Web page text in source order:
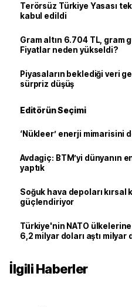
Terörsüz Türkiye Yasası
kabul edildi
Gram altın 6.704 TL, gram
Fiyatlar neden yükseldi?
Piyasaların beklediği veri
sürpriz düşüş
Editörün Seçimi
‘Nükleer’ enerji mimarisini
Avdagiç: BTM’yi dünyanın
yaptık
Soğuk hava depoları kırsal
güçlendiriyor
Türkiye'nin NATO
6,2 milyar doları aştı milyar
İlgili Haberler